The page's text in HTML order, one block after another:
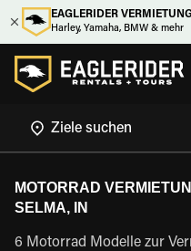
EAGLERIDER
Harley, Yamaha, BMW & mehr
MOTORRAD
SELMA, IN
6 Motorrad Modelle zur